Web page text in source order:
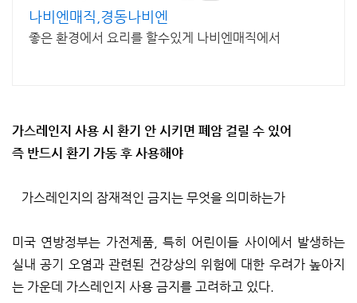
나비엔매직,경동나비엔
좋은 환경에서 요리를 할수있게 나비엔매직에서
가스레인지 사용 시 환기 안 시키면 폐암 걸릴 수 있어
즉 반드시 환기 가동 후 사용해야
가스레인지의 잠재적인 금지는 무엇을 의미하는가
미국 연방정부는 가전제품, 특히 어린이들 사이에서 발생하는
실내 공기 오염과 관련된 건강상의 위험에 대한 우려가 높아지
는 가운데 가스레인지 사용 금지를 고려하고 있다.